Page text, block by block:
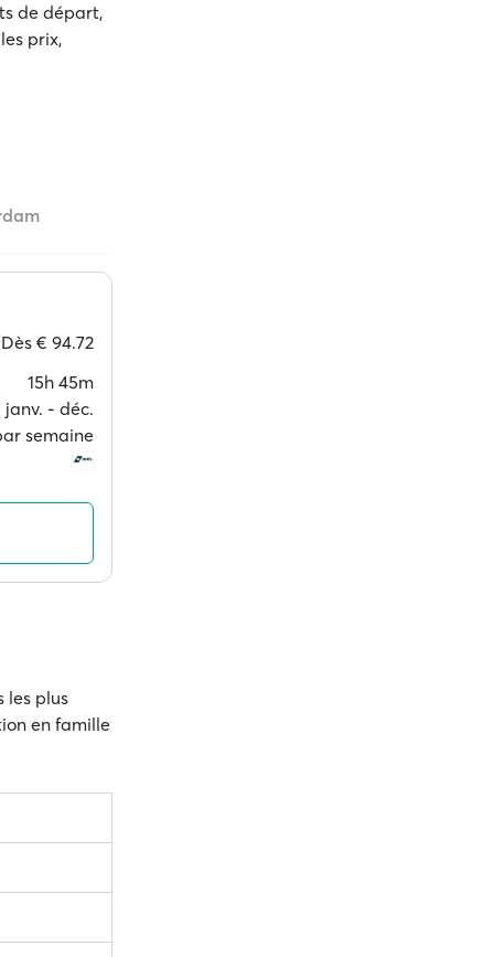
de départ,
prix,
Dès € 94.72
15h 45m
janv. ‐ déc.
semaine
les plus
en famille